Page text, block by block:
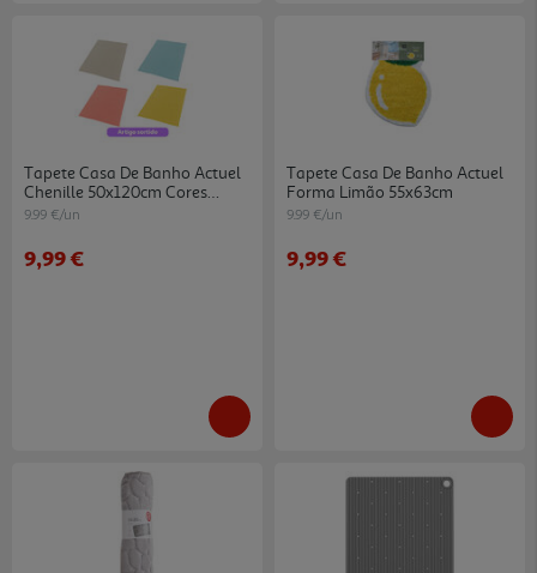
Tapete Casa De Banho Actuel
Chenille 50x120cm Cores
Sortidas
9.99 €/un
9,99 €
Tapete Casa De Banho Actuel
Forma Limão 55x63cm
9.99 €/un
9,99 €